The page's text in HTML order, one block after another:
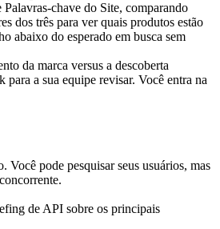
chave do Site, comparando
dos três para ver quais produtos estão
abaixo do esperado em busca sem
da marca versus a descoberta
a sua equipe revisar. Você entra na
pode pesquisar seus usuários, mas